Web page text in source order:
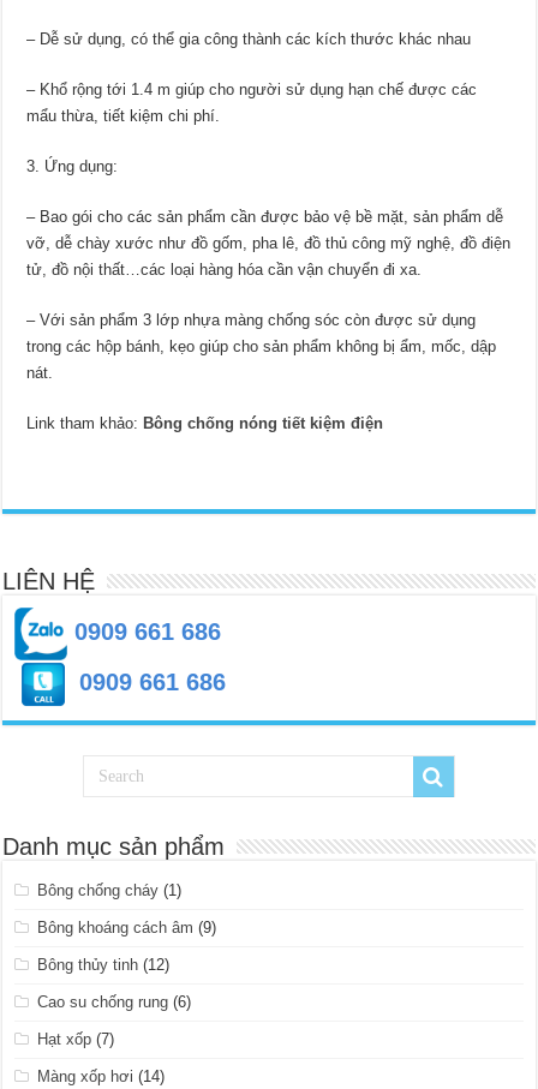
– Dễ sử dụng, có thể gia công thành các kích thước khác nhau
– Khổ rộng tới 1.4 m giúp cho người sử dụng hạn chế được các
mẩu thừa, tiết kiệm chi phí.
3. Ứng dụng:
– Bao gói cho các sản phẩm cần được bảo vệ bề mặt, sản phẩm dễ
vỡ, dễ chày xước như đồ gốm, pha lê, đồ thủ công mỹ nghệ, đồ điện
tử, đồ nội thất…các loại hàng hóa cần vận chuyển đi xa.
– Với sản phẩm 3 lớp nhựa màng chống sóc còn được sử dụng
trong các hộp bánh, kẹo giúp cho sản phẩm không bị ẩm, mốc, dập
nát.
Link tham khảo: Bông chống nóng tiết kiệm điện
LIÊN HỆ
0909 661 686
0909 661 686
Danh mục sản phẩm
Bông chống cháy (1)
Bông khoáng cách âm (9)
Bông thủy tinh (12)
Cao su chống rung (6)
Hạt xốp (7)
Màng xốp hơi (14)